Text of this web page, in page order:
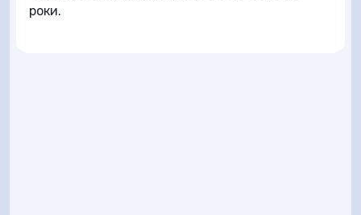
роки.